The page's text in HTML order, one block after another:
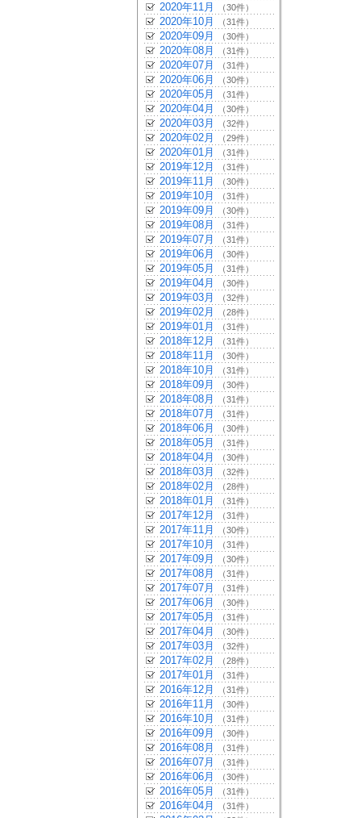
2020年11月 （30件）
2020年10月 （31件）
2020年09月 （30件）
2020年08月 （31件）
2020年07月 （31件）
2020年06月 （30件）
2020年05月 （31件）
2020年04月 （30件）
2020年03月 （32件）
2020年02月 （29件）
2020年01月 （31件）
2019年12月 （31件）
2019年11月 （30件）
2019年10月 （31件）
2019年09月 （30件）
2019年08月 （31件）
2019年07月 （31件）
2019年06月 （30件）
2019年05月 （31件）
2019年04月 （30件）
2019年03月 （32件）
2019年02月 （28件）
2019年01月 （31件）
2018年12月 （31件）
2018年11月 （30件）
2018年10月 （31件）
2018年09月 （30件）
2018年08月 （31件）
2018年07月 （31件）
2018年06月 （30件）
2018年05月 （31件）
2018年04月 （30件）
2018年03月 （32件）
2018年02月 （28件）
2018年01月 （31件）
2017年12月 （31件）
2017年11月 （30件）
2017年10月 （31件）
2017年09月 （30件）
2017年08月 （31件）
2017年07月 （31件）
2017年06月 （30件）
2017年05月 （31件）
2017年04月 （30件）
2017年03月 （32件）
2017年02月 （28件）
2017年01月 （31件）
2016年12月 （31件）
2016年11月 （30件）
2016年10月 （31件）
2016年09月 （30件）
2016年08月 （31件）
2016年07月 （31件）
2016年06月 （30件）
2016年05月 （31件）
2016年04月 （31件）